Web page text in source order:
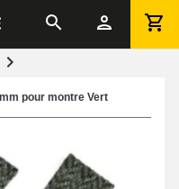
pour montre Vert